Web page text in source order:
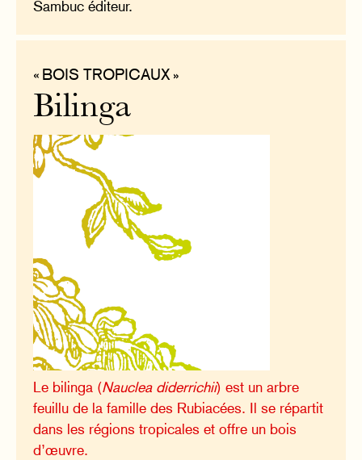
Sambuc éditeur.
« BOIS TROPICAUX »
Bilinga
Le bilinga (Nauclea diderrichii) est un arbre
feuillu de la famille des Rubiacées. Il se répartit
dans les régions tropicales et offre un bois
d’œuvre.